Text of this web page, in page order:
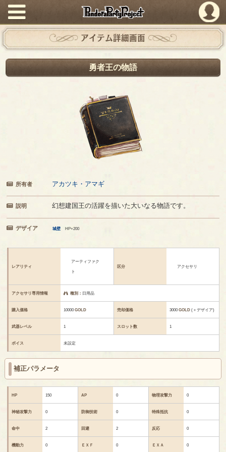
PandoraPartyProject
アイテム詳細画面
勇者王の物語
所有者 アカツキ・アマギ
説明 幻想建国王の活躍を描いた大いなる物語です。
デザイア 城壁 HP+200
レアリティ
アーティファク
ト
区分 アクセサリ
アクセサリ専用情報 種別： 日用品
購入価格 10000GOLD 売却価格 3000GOLD (＋デザイア)
武器レベル 1 スロット数 1
ボイス 未設定
補正パラメータ
HP 150 AP 0 物理攻撃力 0
神秘攻撃力 0 防御技術 0 特殊抵抗 0
命中 2 回避 2 反応 0
機動力 0 ＥＸＦ 0 ＥＸＡ 0